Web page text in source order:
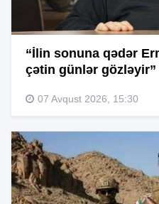
“İlin sonuna qədər
çətin günlər gözləyir”
07 Avqust 2026, 15:30